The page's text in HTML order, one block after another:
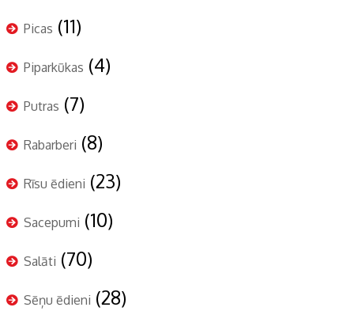
Picas (11)
Piparkūkas (4)
Putras (7)
Rabarberi (8)
Rīsu ēdieni (23)
Sacepumi (10)
Salāti (70)
Sēņu ēdieni (28)